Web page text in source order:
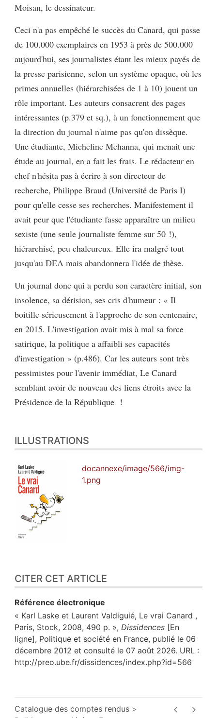
Moisan, le dessinateur.
Ceci n'a pas empêché le succès du Canard, qui passe
de 100.000 exemplaires en 1953 à près de 500.000
aujourd'hui, ses journalistes étant les mieux payés de
la presse parisienne, selon un système opaque, où les
primes annuelles (hiérarchisées de 1 à 10) jouent un
rôle important. Les auteurs consacrent des pages
intéressantes (p.379 et sq.), à un fonctionnement que
la direction du journal n'aime pas qu'on dissèque.
Une étudiante, Micheline Mehanna, qui menait une
étude au journal, en a fait les frais. Le rédacteur en
chef n'hésita pas à écrire à son directeur de
recherche, Philippe Braud (Université de Paris I)
pour qu'elle cesse ses recherches. Manifestement il
avait peur que l'étudiante fasse apparaître un milieu
sexiste (une seule journaliste femme sur 50 !),
hiérarchisé, peu chaleureux. Elle ira malgré tout
jusqu'au DEA mais abandonnera l'idée de thèse.
Un journal donc qui a perdu son caractère initial, son
insolence, sa dérision, ses cris d'humeur : « Il
boitille sérieusement à l'approche de son centenaire,
en 2015. L'investigation avait mis à mal sa force
satirique, la politique a affaibli ses capacités
d'investigation » (p.486). Car les auteurs sont très
pessimistes pour l'avenir immédiat, Le Canard
semblant avoir de nouveau des liens étroits avec la
Présidence de la République !
ILLUSTRATIONS
docannexe/image/566/img-
1.png
CITER CET ARTICLE
Référence électronique
« Karl Laske et Laurent Valdiguié, Le vrai Canard ,
Paris, Stock, 2008, 490 p. », Dissidences [En
ligne], Politique et société en France, publié le 06
décembre 2012 et consulté le 07 août 2026. URL :
http://preo.ube.fr/dissidences/index.php?id=566
Catalogue des comptes rendus